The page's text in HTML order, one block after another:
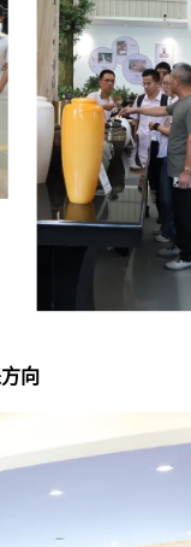
向